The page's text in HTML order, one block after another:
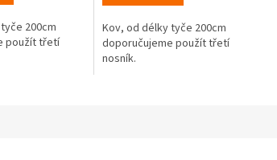
200cm
použít třetí
Kov, od délky tyče 200cm
doporučujeme použít třetí
nosník.